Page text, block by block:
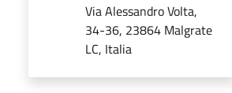
Via Alessandro Volta,
34-36, 23864 Malgrate
LC, Italia